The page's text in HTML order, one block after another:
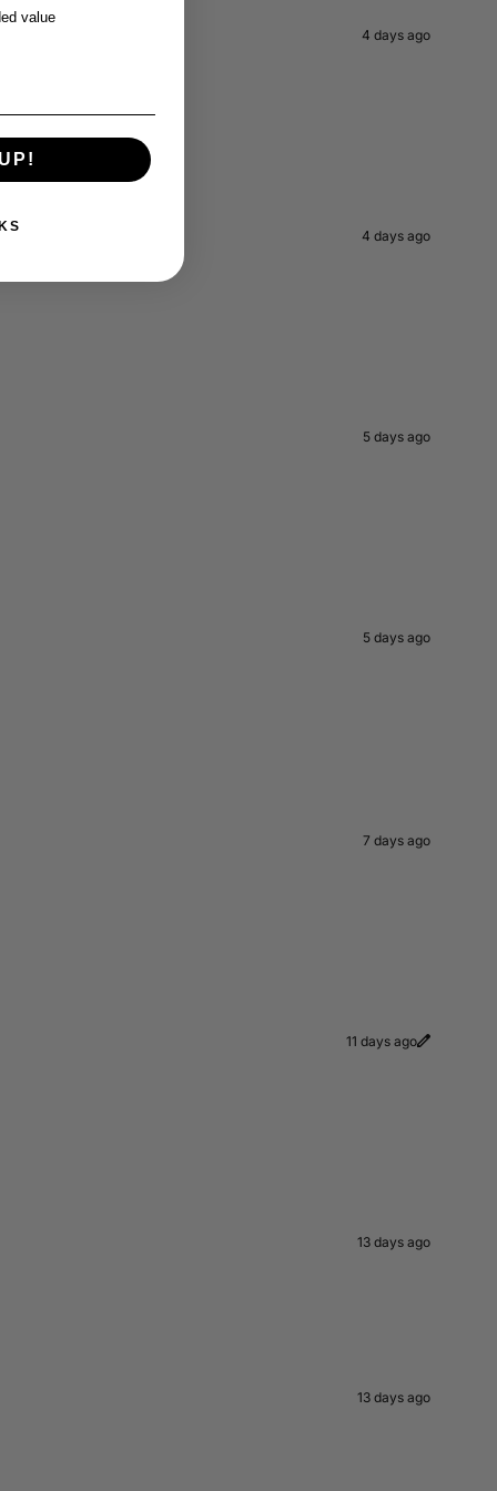
4 days ago
4 days ago
5 days ago
5 days ago
7 days ago
11 days ago
13 days ago
13 days ago
value